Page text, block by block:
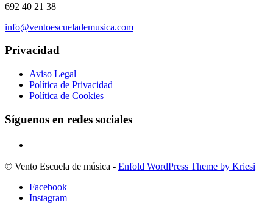
692 40 21 38
info@ventoescuelademusica.com
Privacidad
Aviso Legal
Política de Privacidad
Política de Cookies
Síguenos en redes sociales
© Vento Escuela de música - Enfold WordPress Theme by Kriesi
Facebook
Instagram